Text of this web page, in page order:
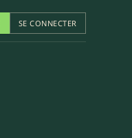
SE CONNECTER